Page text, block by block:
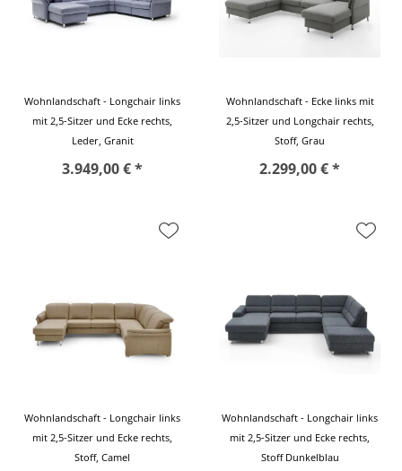
Wohnlandschaft - Longchair links
mit 2,5-Sitzer und Ecke rechts,
Leder, Granit
3.949,00 € *
Wohnlandschaft - Ecke links mit
2,5-Sitzer und Longchair rechts,
Stoff, Grau
2.299,00 € *
Wohnlandschaft - Longchair links
mit 2,5-Sitzer und Ecke rechts,
Stoff, Camel
Wohnlandschaft - Longchair links
mit 2,5-Sitzer und Ecke rechts,
Stoff Dunkelblau